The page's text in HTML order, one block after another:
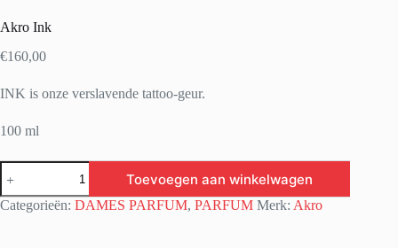
Akro Ink
€160,00
INK is onze verslavende tattoo-geur.
100 ml
Akro
Ink
aantal
Toevoegen aan winkelwagen
Categorieën: DAMES PARFUM, PARFUM Merk: Akro